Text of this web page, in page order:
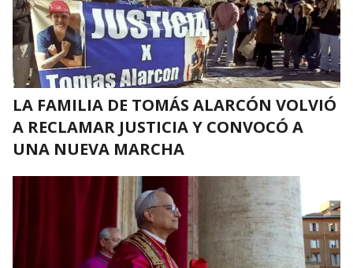
LA FAMILIA DE TOMÁS ALARCÓN VOLVIÓ
A RECLAMAR JUSTICIA Y CONVOCÓ A
UNA NUEVA MARCHA